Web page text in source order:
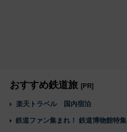
おすすめ鉄道旅 [PR]
楽天トラベル 国内宿泊
鉄道ファン集まれ！ 鉄道博物館特集